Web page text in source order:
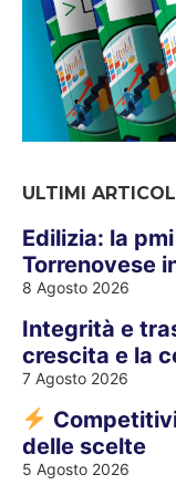
ULTIMI
Edilizia: la
Torrenovese
8 Agosto 2026
Integrità e
crescita e la
7 Agosto 2026
delle scelte
5 Agosto 2026